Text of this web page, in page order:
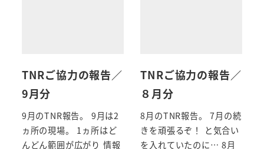
TNRご協力の報告／
9月分
9月のTNR報告。 9月は2
ヵ所の現場。 1ヵ所はど
んどん範囲が広がり 情報
TNRご協力の報告／
８月分
8月のTNR報告。 7月の続
きを頑張るぞ！ と気合い
を入れていたのに… 8月